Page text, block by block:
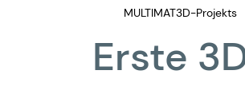
MULTIMAT3D-Projekts
Erste